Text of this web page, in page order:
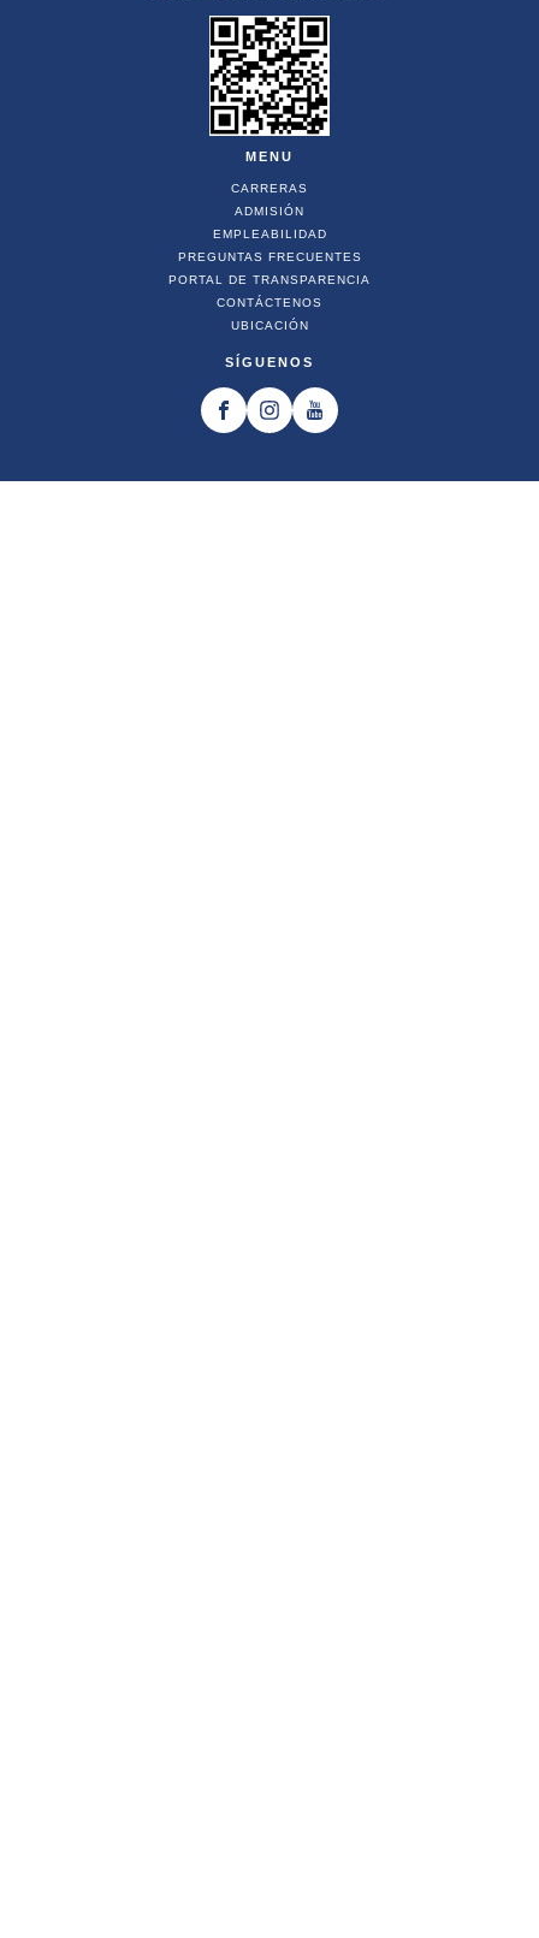
MENU
CARRERAS
ADMISIÓN
EMPLEABILIDAD
PREGUNTAS FRECUENTES
PORTAL DE TRANSPARENCIA
CONTÁCTENOS
UBICACIÓN
SÍGUENOS